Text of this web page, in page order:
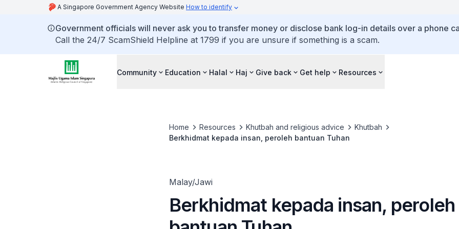
A Singapore Government Agency Website How to identify
Government officials will never ask you to transfer money or disclose bank log-in details over a phone
Call the 24/7 ScamShield Helpline at 1799 if you are unsure if something is a scam.
Community Education Halal Haj Give back Get help Resources
Home Resources Khutbah and religious advice
Khutbah
Berkhidmat kepada insan, peroleh bantuan Tuhan
Malay/Jawi
Berkhidmat kepada insan, peroleh